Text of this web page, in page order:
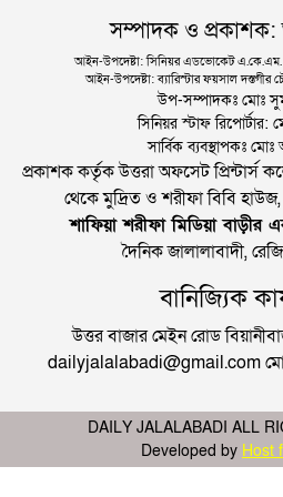
সম্পাদক ও প্রকাশক:
আইন-উপদেষ্টা: সিনিয়র এডভোকেট এ.কে.এম.
আইন-উপদেষ্টা: ব্যারিস্টার ফয়সাল দস্তগীর
উপ-সম্পাদকঃ মোঃ
সিনিয়র স্টাফ
সার্বিক ব্যবস্থাপকঃ
প্রকাশক কর্তৃক উত্তরা অফসেট প্রিন্টার্স
থেকে মুদ্রিত ও শরীফা বিবি
শাফিয়া শরীফা মিডিয়া বাড়ীর
দৈনিক জালালাবাদী,
বানিজ্যিক
উত্তর বাজার মেইন রোড
dailyjalalabadi@gmail.com
DAILY JALALABADI ALL
Developed by Host